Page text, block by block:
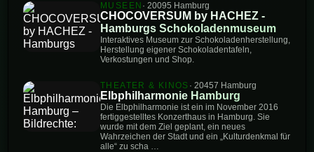
MUSEEN · 20095 Hamburg
CHOCOVERSUM by HACHEZ -
Hamburgs Schokoladenmuseum
Interaktives Museum zur Schokoladenherstellung,
Herstellung eigener Schokoladentafeln,
Verkostungen und Shop.
THEATER & KINOS · 20457 Hamburg
Elbphilharmonie Hamburg
Die Elbphilharmonie ist ein im November 2016
fertiggestelltes Konzerthaus in Hamburg. Sie
wurde mit dem Ziel geplant, ein neues
Wahrzeichen der Stadt und ein „Kulturdenkmal für
alle“ zu scha …